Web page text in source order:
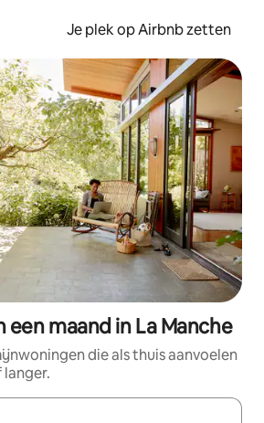
Je plek op Airbnb zetten
maand in La Manche
die als thuis aanvoelen
langer.